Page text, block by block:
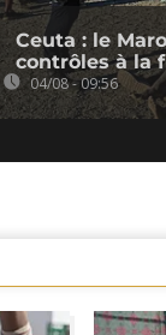
Ceuta : le
contrôles à la
04/08 - 09:56